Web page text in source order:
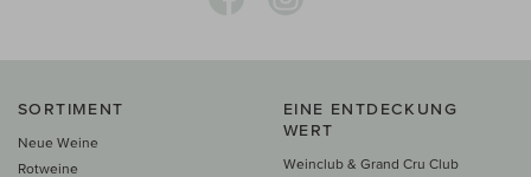
SORTIMENT
Neue Weine
Rotweine
EINE ENTDECKUNG
WERT
Weinclub & Grand Cru Club